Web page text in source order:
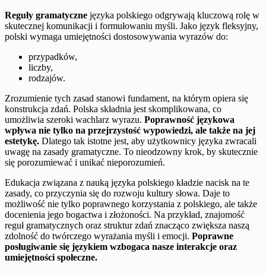
Reguły gramatyczne języka polskiego odgrywają kluczową rolę w
skutecznej komunikacji i formułowaniu myśli. Jako język fleksyjny,
polski wymaga umiejętności dostosowywania wyrazów do:
przypadków,
liczby,
rodzajów.
Zrozumienie tych zasad stanowi fundament, na którym opiera się
konstrukcja zdań. Polska składnia jest skomplikowana, co
umożliwia szeroki wachlarz wyrazu. Poprawność językowa
wpływa nie tylko na przejrzystość wypowiedzi, ale także na jej
estetykę. Dlatego tak istotne jest, aby użytkownicy języka zwracali
uwagę na zasady gramatyczne. To nieodzowny krok, by skutecznie
się porozumiewać i unikać nieporozumień.
Edukacja związana z nauką języka polskiego kładzie nacisk na te
zasady, co przyczynia się do rozwoju kultury słowa. Daje to
możliwość nie tylko poprawnego korzystania z polskiego, ale także
docenienia jego bogactwa i złożoności. Na przykład, znajomość
reguł gramatycznych oraz struktur zdań znacząco zwiększa naszą
zdolność do twórczego wyrażania myśli i emocji. Poprawne
posługiwanie się językiem wzbogaca nasze interakcje oraz
umiejętności społeczne.